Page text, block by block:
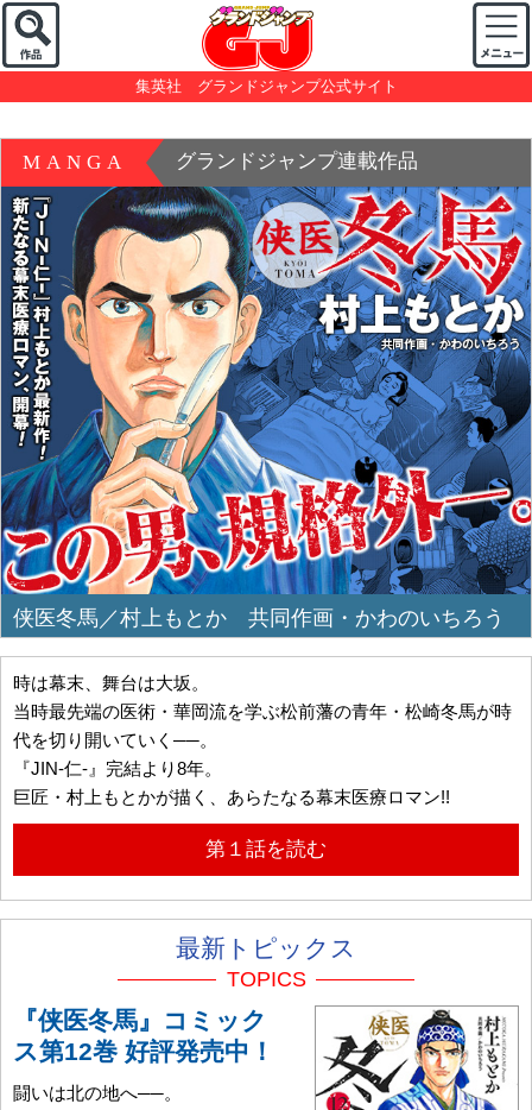
集英社 グランドジャンプ公式サイト
MANGA グランドジャンプ連載作品
侠医冬馬／村上もとか 共同作画・かわのいちろう
時は幕末、舞台は大坂。
当時最先端の医術・華岡流を学ぶ松前藩の青年・松崎冬馬が時
代を切り開いていく──。
『JIN-仁-』完結より8年。
巨匠・村上もとかが描く、あらたなる幕末医療ロマン!!
第１話を読む
最新トピックス
TOPICS
『侠医冬馬』コミック
ス第12巻 好評発売中！
闘いは北の地へ──。